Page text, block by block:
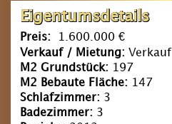
Eigentumsdetails
Preis:
1.600.000 €
Verkauf / Mietung: Verkauf
M2 Grundstück: 197
M2 Bebaute Fläche: 147
Schlafzimmer: 3
Badezimmer: 3